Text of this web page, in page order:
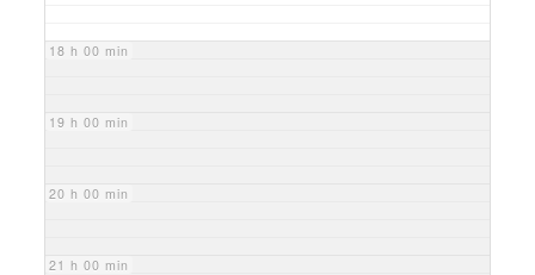
18 h 00 min
19 h 00 min
20 h 00 min
21 h 00 min